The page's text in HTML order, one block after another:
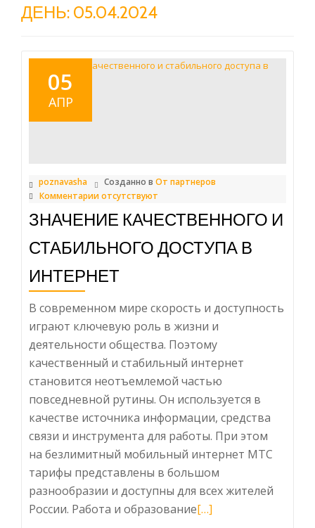
ДЕНЬ: 05.04.2024
05
АПР
poznavasha Созданно в От партнеров
Комментарии отсутствуют
ЗНАЧЕНИЕ КАЧЕСТВЕННОГО И
СТАБИЛЬНОГО ДОСТУПА В
ИНТЕРНЕТ
В современном мире скорость и доступность
играют ключевую роль в жизни и
деятельности общества. Поэтому
качественный и стабильный интернет
становится неотъемлемой частью
повседневной рутины. Он используется в
качестве источника информации, средства
связи и инструмента для работы. При этом
на безлимитный мобильный интернет МТС
тарифы представлены в большом
разнообразии и доступны для всех жителей
России. Работа и образованиеЧитать
[…]